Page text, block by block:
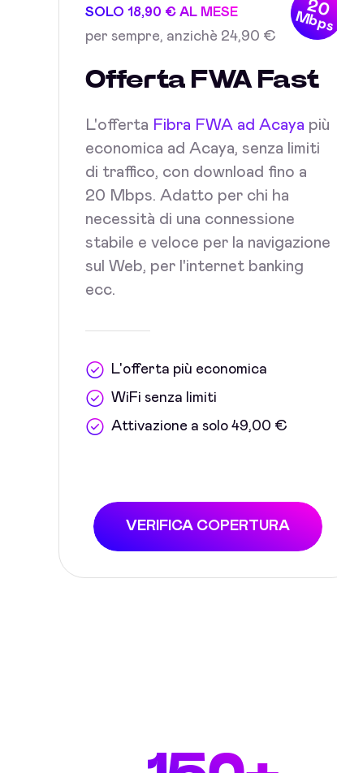
20
Mbps
SOLO 18,90 € AL MESE
per sempre, anzichè 24,90 €
Offerta FWA Fast
L'offerta Fibra FWA ad Acaya più
economica ad Acaya, senza limiti
di traffico, con download fino a
20 Mbps. Adatto per chi ha
necessità di una connessione
stabile e veloce per la navigazione
sul Web, per l'internet banking
ecc.
L'offerta più economica
WiFi senza limiti
Attivazione a solo 49,00 €
VERIFICA COPERTURA